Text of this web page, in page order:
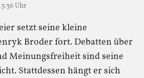
Uhr
setzt seine kleine
Broder fort. Debatten über
Meinungsfreiheit sind seine
Stattdessen hängt er sich